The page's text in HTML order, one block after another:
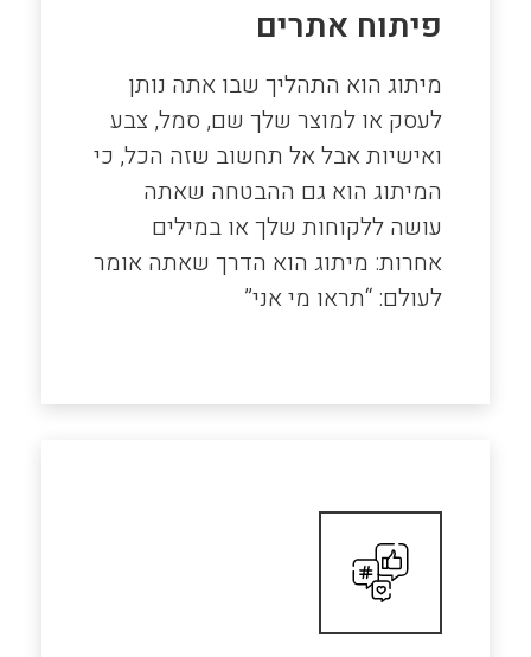
פיתוח אתרים
מיתוג הוא התהליך שבו אתה נותן
לעסק או למוצר שלך שם, סמל, צבע
ואישיות אבל אל תחשוב שזה הכל, כי
המיתוג הוא גם ההבטחה שאתה
עושה ללקוחות שלך או במילים
אחרות: מיתוג הוא הדרך שאתה אומר
לעולם: “תראו מי אני”